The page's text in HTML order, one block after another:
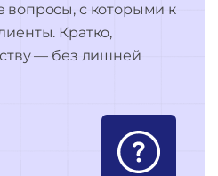
с которыми к
Кратко,
— без лишней